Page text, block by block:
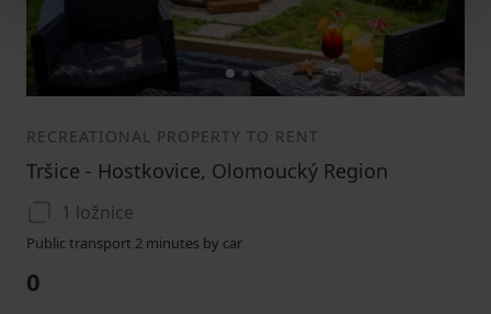
12 3
RECREATIONAL PROPERTY TO RENT
Tršice - Hostkovice, Olomoucký Region
1 ložnice
Public transport 2 minutes by car
0